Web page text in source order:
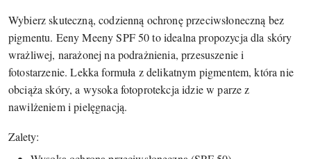
Wybierz skuteczną, codzienną ochronę przeciwsłoneczną bez
pigmentu. Eeny Meeny SPF 50 to idealna propozycja dla skóry
wrażliwej, narażonej na podrażnienia, przesuszenie i
fotostarzenie. Lekka formuła z delikatnym pigmentem, która nie
obciąża skóry, a wysoka fotoprotekcja idzie w parze z
nawilżeniem i pielęgnacją.
Zalety: